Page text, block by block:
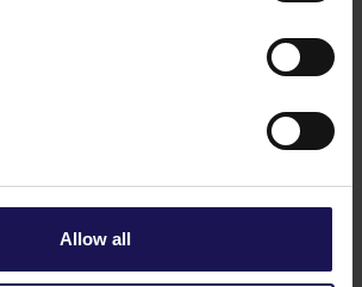
Allow all